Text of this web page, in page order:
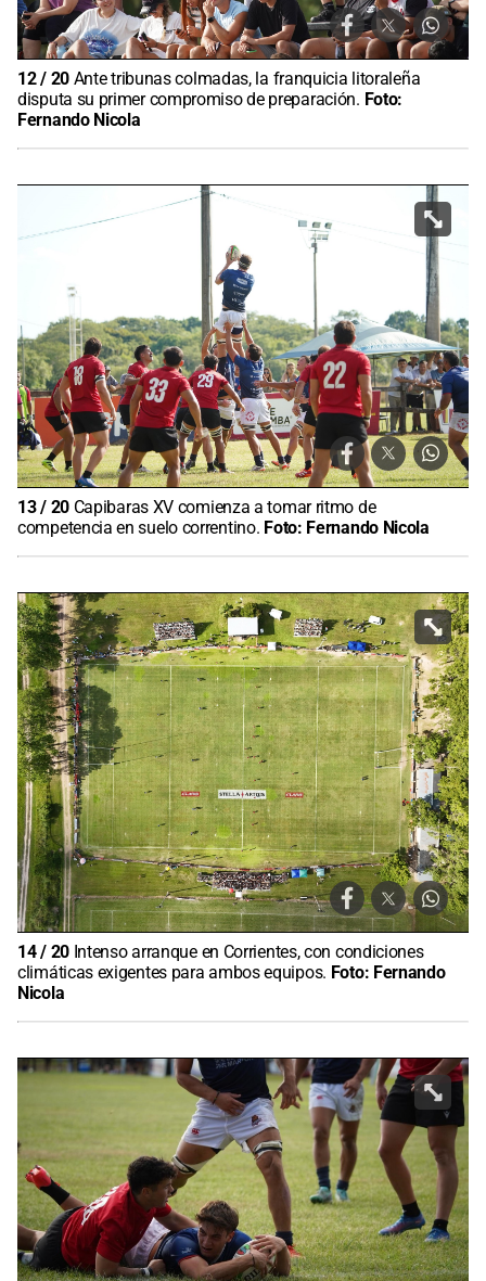
12/ 20 Ante tribunas colmadas, la franquicia litoraleña
disputa su primer compromiso de preparación. Foto:
Fernando Nicola
13/ 20 Capibaras XV comienza a tomar ritmo de
competencia en suelo correntino. Foto: Fernando Nicola
14/ 20 Intenso arranque en Corrientes, con condiciones
climáticas exigentes para ambos equipos. Foto: Fernando
Nicola